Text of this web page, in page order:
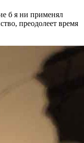
б я ни применял
преодолеет время